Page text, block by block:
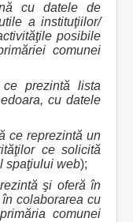
cu datele de
a instituţiilor/
posibile
comunei
prezintă lista
cu datele
ce reprezintă un
ce solicită
spaţiului web);
şi oferă în
colaborarea cu
comunei